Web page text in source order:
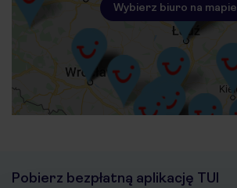
Wybierz biuro na mapie
Pobierz bezpłatną aplikację TUI